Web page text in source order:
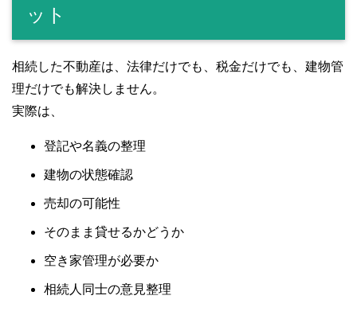
ット
相続した不動産は、法律だけでも、税金だけでも、建物管
理だけでも解決しません。
実際は、
登記や名義の整理
建物の状態確認
売却の可能性
そのまま貸せるかどうか
空き家管理が必要か
相続人同士の意見整理